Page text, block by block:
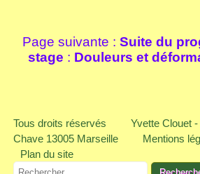
Page suivante :Suite du
stage : Douleurs et
Tous droits réservés
Yvette Clouet
Chave 13005 Marseille
Mentions
Plan du site